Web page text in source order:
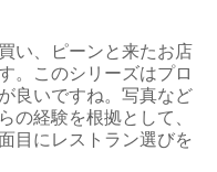
い、ピーンと来たお店
。このシリーズはプロ
良いですね。写真など
の経験を根拠として、
目にレストラン選びを